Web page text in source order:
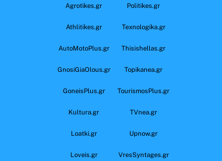
Agrotikes.gr Politikes.gr
Athlitikes.gr Texnologika.gr
AutoMotoPlus.gr Thisishellas.gr
GnosiGiaOlous.gr Topikanea.gr
GoneisPlus.gr TourismosPlus.gr
Kultura.gr TVnea.gr
Loatki.gr Upnow.gr
Loveis.gr VresSyntages.gr